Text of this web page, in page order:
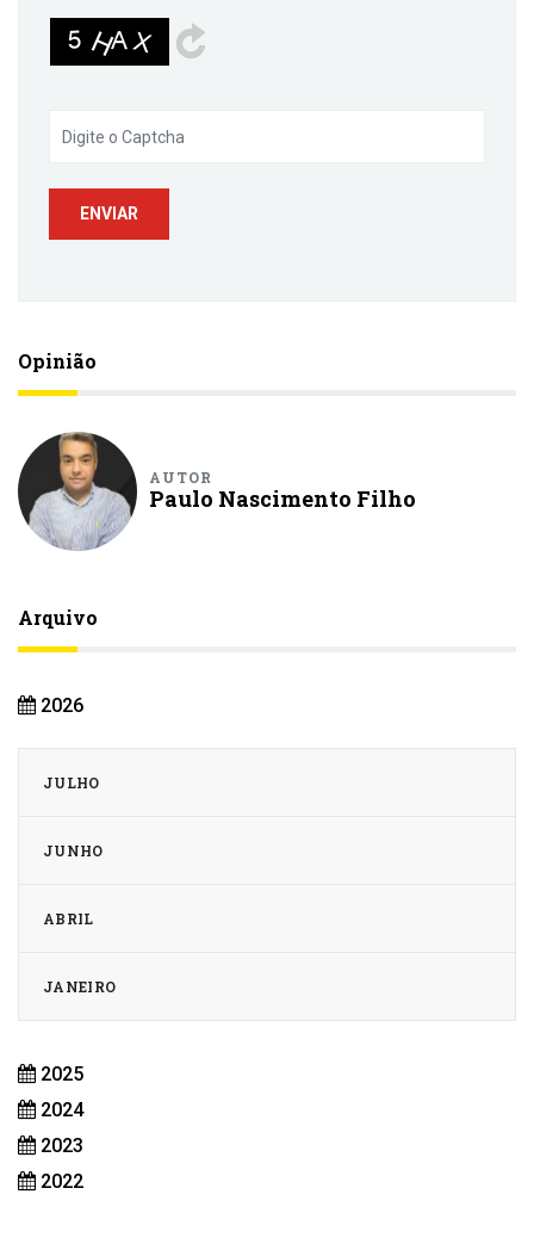
Opinião
AUTOR
Paulo Nascimento Filho
Arquivo
2026
JULHO
JUNHO
ABRIL
JANEIRO
2025
2024
2023
2022